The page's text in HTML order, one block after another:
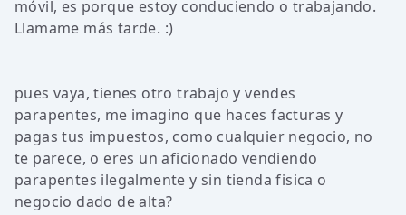
móvil, es porque estoy conduciendo o trabajando.
Llamame más tarde. :)
pues vaya, tienes otro trabajo y vendes
parapentes, me imagino que haces facturas y
pagas tus impuestos, como cualquier negocio, no
te parece, o eres un aficionado vendiendo
parapentes ilegalmente y sin tienda fisica o
negocio dado de alta?